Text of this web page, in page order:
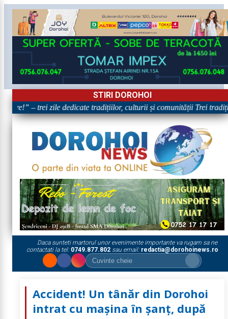
STIRI DOROHOI
– trei zile dedicate tradițiilor, culturii și comunității Trei
Daca sunteti martorul unor evenimente importante va rugam sa ne
contactati la tel: 0749.877.802sau email: redactia@dorohoinews.ro
Accident! Un tânăr din Dorohoi
intrat cu mașina în șanț, după